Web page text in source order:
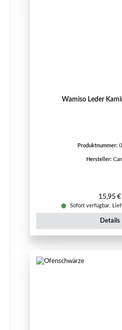
Wamiso Leder
Produktnummer:
Hersteller:
15,95 €
Sofort verfügbar,
Details